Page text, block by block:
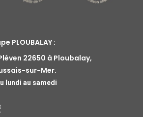
PLOUBALAY :
22650 à Ploubalay,
sur-Mer.
lundi au samedi